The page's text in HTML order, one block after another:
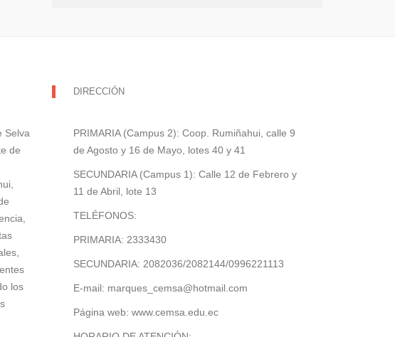
Selva
de
los
DIRECCIÓN
PRIMARIA (Campus 2): Coop. Rumiñahui, calle 9
de Agosto y 16 de Mayo, lotes 40 y 41
SECUNDARIA (Campus 1): Calle 12 de Febrero y
11 de Abril, lote 13
TELÉFONOS:
PRIMARIA: 2333430
SECUNDARIA: 2082036/2082144/0996221113
E-mail: marques_cemsa@hotmail.com
Página web: www.cemsa.edu.ec